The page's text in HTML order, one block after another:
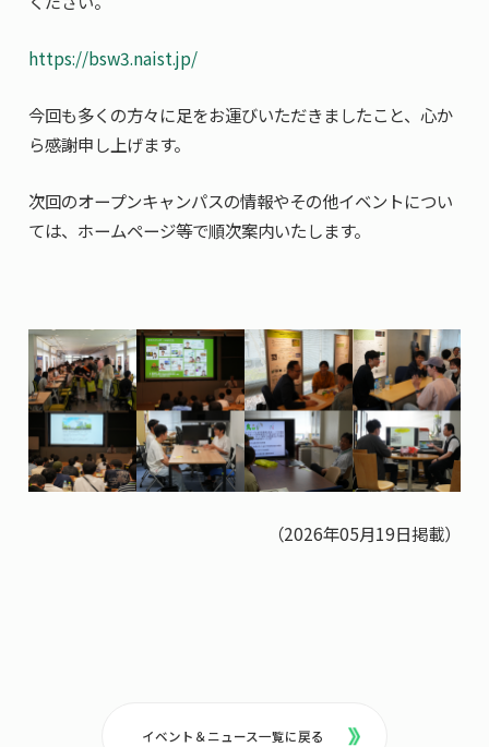
https://bsw3.naist.jp/
今回も多くの方々に足をお運びいただきましたこと、心か
ら感謝申し上げます。
次回のオープンキャンパスの情報やその他イベントについ
ては、ホームページ等で順次案内いたします。
（2026年05月19日掲載）
イベント＆ニュース一覧に戻る